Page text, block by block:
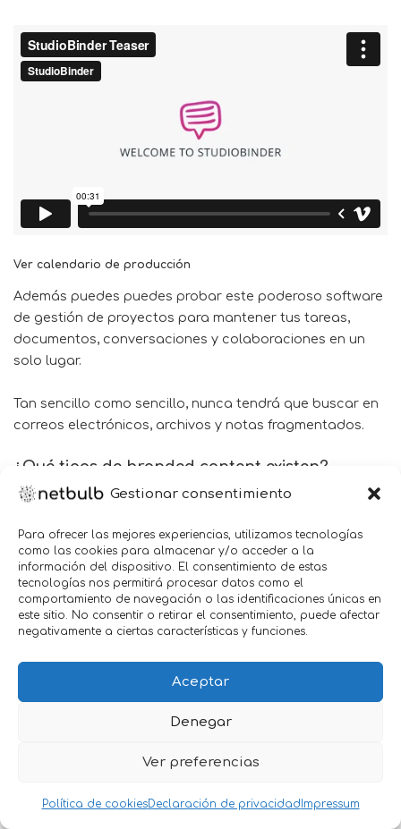
Gestionar consentimiento
Para ofrecer las mejores experiencias, utilizamos tecnologías
como las cookies para almacenar y/o acceder a la
información del dispositivo. El consentimiento de estas
tecnologías nos permitirá procesar datos como el
comportamiento de navegación o las identificaciones únicas en
este sitio. No consentir o retirar el consentimiento, puede afectar
negativamente a ciertas características y funciones.
Aceptar
Denegar
Ver preferencias
Política de cookiesDeclaración de privacidadImpressum
Ver calendario de producción
Además puedes puedes probar este poderoso software
de gestión de proyectos para mantener tus tareas,
documentos, conversaciones y colaboraciones en un
solo lugar.
Tan sencillo como sencillo, nunca tendrá que buscar en
correos electrónicos, archivos y notas fragmentados.
¿Qué tipos de branded content existen?
Con cada tipo de negocio, los tipos adecuados de
1. El tipo «Service-y». Propósito: utilidad
Este es el tipo de contenido de marca más intuitivo
porque puede ver claramente cómo la exposición al
contenido conduciría a una compra. A los anunciantes
les encanta el contenido de «Service-y»
directamenteel producto
y proporcionadirectamenteutilidad a los consumidores
¿Cuál es la compensación? Compromiso bajo. Los
contenido de «cómo hacer» todos los días, sino que